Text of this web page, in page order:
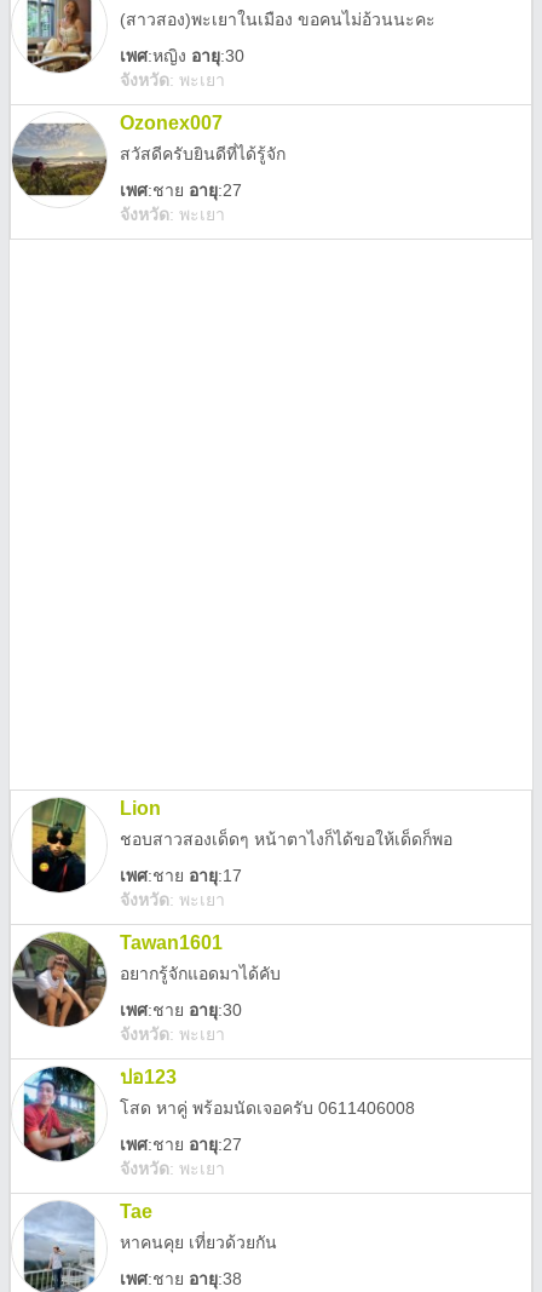
(สาวสอง)พะเยาในเมือง ขอคนไม่อ้วนนะคะ
เพศ:หญิง อายุ:30
จังหวัด: พะเยา
Ozonex007
สวัสดีครับยินดีที่ได้รู้จัก
เพศ:ชาย อายุ:27
จังหวัด: พะเยา
Lion
ชอบสาวสองเด็ดๆ หน้าตาไงก็ได้ขอให้เด็ดก็พอ
เพศ:ชาย อายุ:17
จังหวัด: พะเยา
Tawan1601
อยากรู้จักแอดมาได้คับ
เพศ:ชาย อายุ:30
จังหวัด: พะเยา
ปอ123
โสด หาคู่ พร้อมนัดเจอครับ 0611406008
เพศ:ชาย อายุ:27
จังหวัด: พะเยา
Tae
หาคนคุย เที่ยวด้วยกัน
เพศ:ชาย อายุ:38